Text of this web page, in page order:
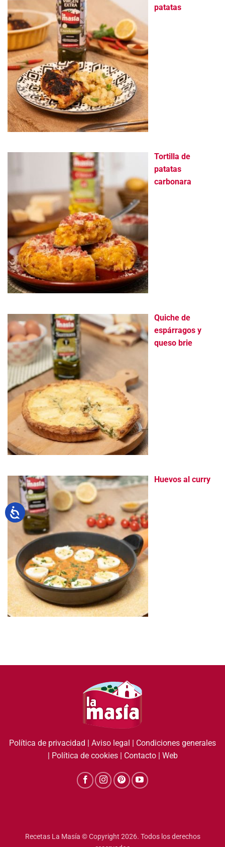
patatas
Tortilla de
patatas
carbonara
Quiche de
espárragos y
queso brie
Huevos al curry
Política de privacidad | Aviso legal | Condiciones generales
| Política de cookies| Contacto| Web
Recetas La Masía © Copyright 2026. Todos los derechos